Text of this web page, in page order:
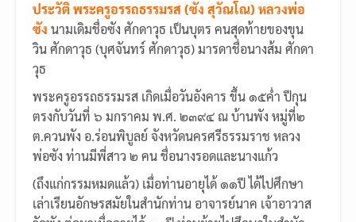
ประวัติ พระครูอรรถธรรมรส (ซัง สุวัณโณ) หลวงพ่อ
ซัง นามเดิมชื่อซัง ศักดาวุธ เป็นบุตร คนสุดท้ายของขุน
วิน ศักดาวุธ (บุศจันทร์ ศักดาวุธ) มารดาชื่อนางส้ม ศักดา
วุธ
พระครูอรรถธรรมรส เกิดเมื่อวันอังคาร ขึ้น ๑๕ค่ำ ปีกุน
ตรงกับวันที่ ๖ มกราคม พ.ศ. ๒๓๙๔ ณ บ้านพัง หมู่ที่๒
ต.ควนพัง อ.ร่อนพิบูลย์ จังหวัดนครศรีธรรมราช หลวง
พ่อซัง ท่านมีพี่สาว ๒ คน ชื่อนางรอดและนางแก้ว
(ถึงแก่กรรมหมดแล้ว) เมื่อท่านอายุได้ ๑๑ปี ได้ไปศึกษา
เล่าเรียนอักษรสมัยในสำนักท่าน อาจารย์นาค เจ้าอาวาส